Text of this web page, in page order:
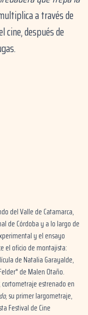
a través de
cine, después de
del Valle de Catamarca,
de Córdoba y a lo largo de
y el ensayo
el oficio de montajista:
de Natalia Garayalde,
de Malen Otaño.
cortometraje estrenado en
, su primer largometraje,
Festival de Cine